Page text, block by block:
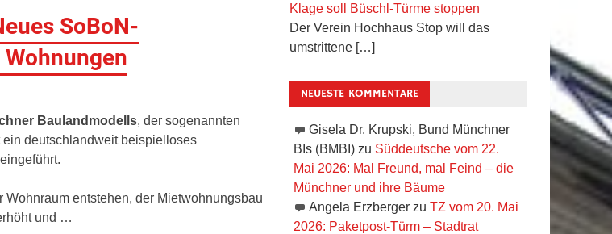
SoBoN-
Baulandmodells, der sogenannten
deutschlandweit beispielloses
entstehen, der Mietwohnungsbau
und …
Klage soll Büschl-Türme stoppen
Der Verein Hochhaus Stop will das
umstrittene […]
NEUESTE KOMMENTARE
Gisela Dr. Krupski, Bund Münchner
BIs (BMBI)zu Süddeutsche vom 22.
Mai 2026: Mal Freund, mal Feind – die
Münchner und ihre Bäume
Angela Erzbergerzu TZ vom 20. Mai
2026: Paketpost-Türm – Stadtrat